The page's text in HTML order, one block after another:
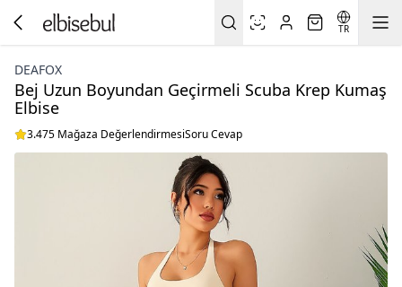
TR
DEAFOX
Bej Uzun Boyundan Geçirmeli Scuba Krep Kumaş
Elbise
3.475 Mağaza DeğerlendirmesiSoru Cevap